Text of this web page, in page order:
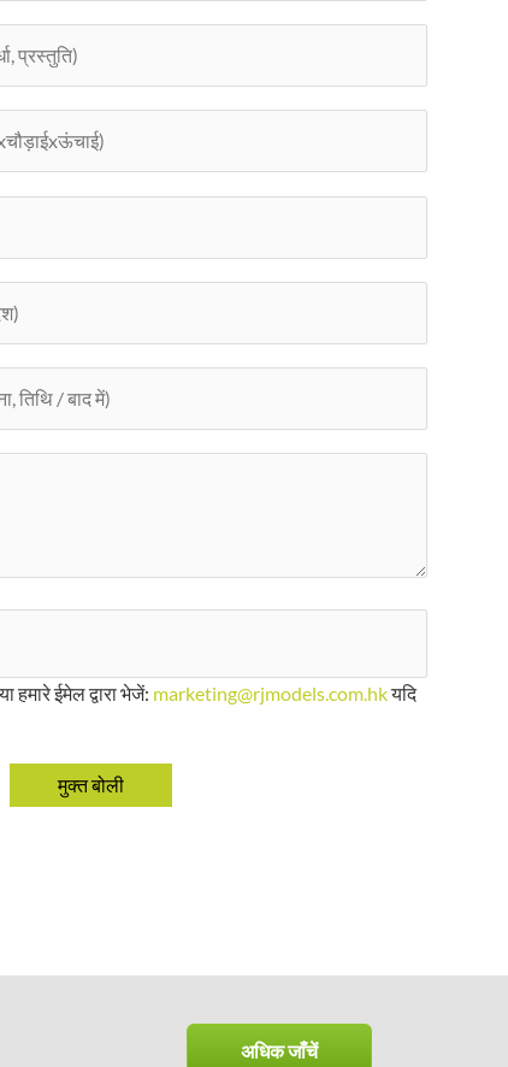
हमारे ईमेल द्वारा भेजें: marketing@rjmodels.com.hkयदि
अधिक जाँचें